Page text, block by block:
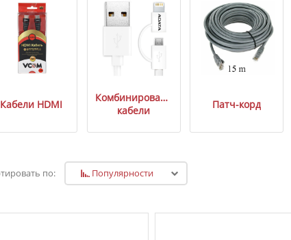
Кабели HDMI
Комбинированные
кабели
Патч-корд
по: Популярности